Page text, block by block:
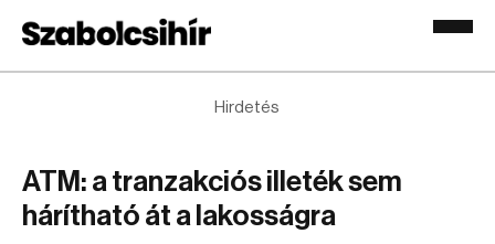
Hirdetés
ATM: a tranzakciós illeték sem
hárítható át a lakosságra